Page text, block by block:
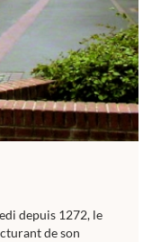
depuis 1272, le
de son